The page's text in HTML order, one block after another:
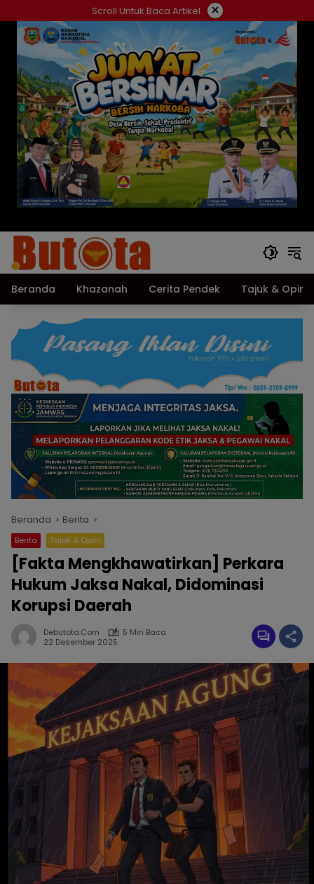
ke
konten
Scroll Untuk Baca Artikel ×
Beranda Khazanah Cerita Pendek Tajuk & Opini
Beranda Berita
Berita Tajuk & Opini
[Fakta Mengkhawatirkan] Perkara
Hukum Jaksa Nakal, Didominasi
Korupsi Daerah
Debutota.com
5 Min Baca
22 Desember 2025